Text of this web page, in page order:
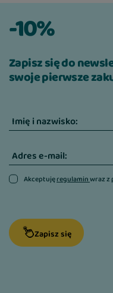
-10%
Zapisz się do
swoje pierwsze
Imię i nazwisko:
Adres e-mail:
Akceptujęregulaminwraz z
Zapisz się